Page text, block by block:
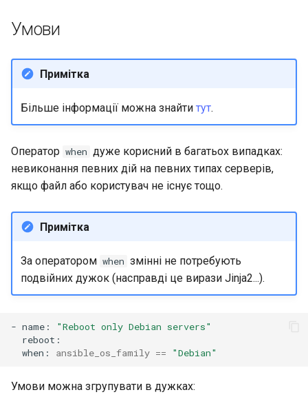
Умови
Примітка
Більше інформації можна знайти тут.
Оператор when дуже корисний в багатьох випадках:
невиконання певних дій на певних типах серверів,
якщо файл або користувач не існує тощо.
Примітка
За оператором when змінні не потребують
подвійних дужок (насправді це вирази Jinja2...).
- name:
"Reboot only Debian servers"
when:
ansible_os_family == "Debian"
Умови можна згрупувати в дужках: